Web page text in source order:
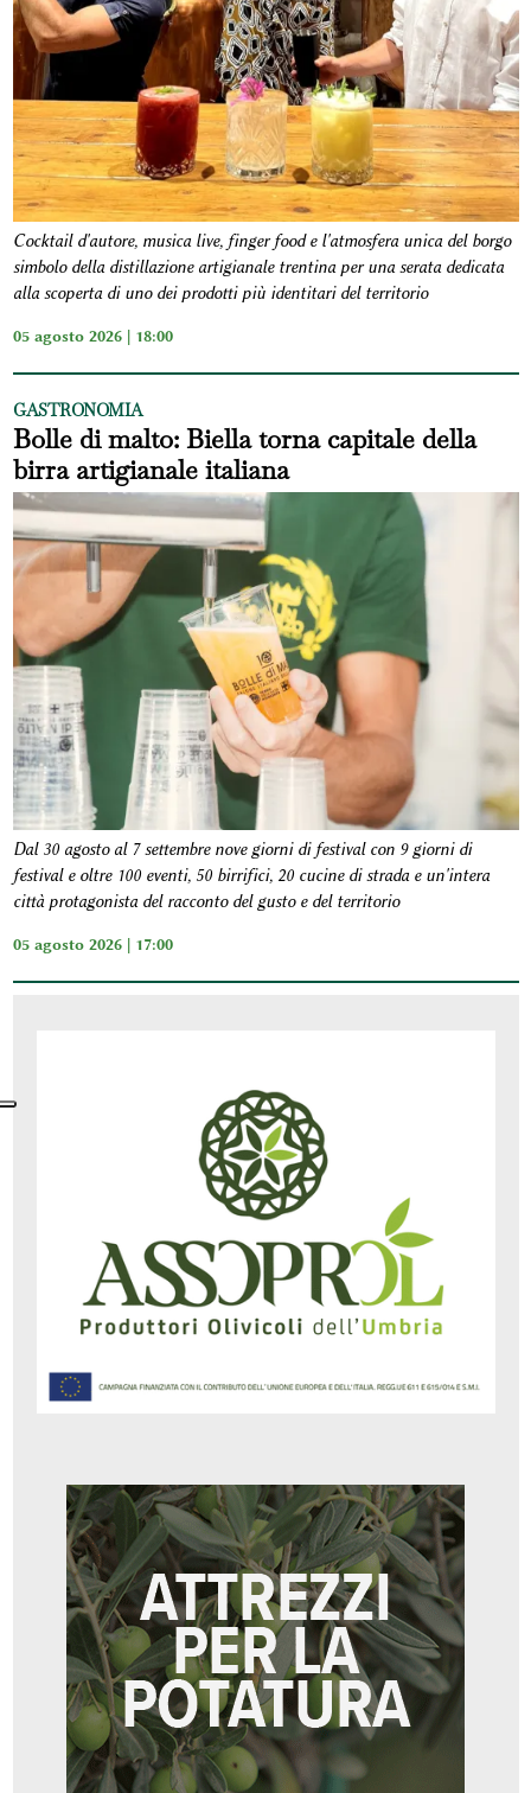
Cocktail d'autore, musica live, finger food e l'atmosfera unica del borgo
simbolo della distillazione artigianale trentina per una serata dedicata
alla scoperta di uno dei prodotti più identitari del territorio
05 agosto 2026 | 18:00
GASTRONOMIA
Bolle di malto: Biella torna capitale della
birra artigianale italiana
Dal 30 agosto al 7 settembre nove giorni di festival con 9 giorni di
festival e oltre 100 eventi, 50 birrifici, 20 cucine di strada e un'intera
città protagonista del racconto del gusto e del territorio
05 agosto 2026 | 17:00